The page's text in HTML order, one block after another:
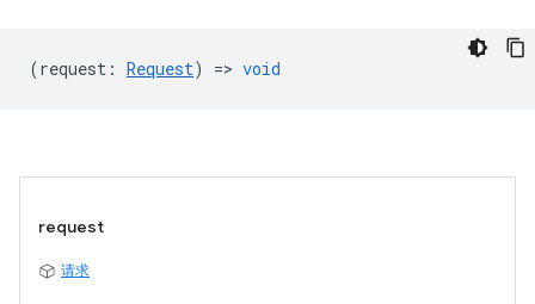
(request : Request) => void
request
请求